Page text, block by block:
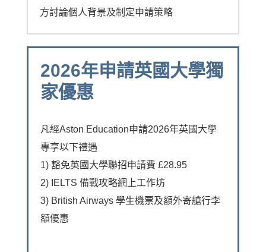
方討論個人背景及制定申請策略
2026年申請英國大學獨
家優惠
凡經Aston Education申請2026年英國大學
專享以下禮遇
1) 豁免英國大學聯招申請費 £28.95
2) IELTS 備戰攻略網上工作坊
3) British Airways 學生機票及額外寄艙行李
額優惠